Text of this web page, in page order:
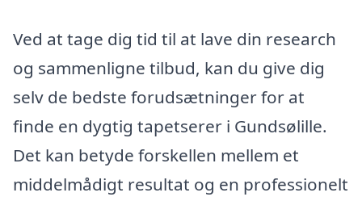
Ved at tage dig tid til at lave din research
og sammenligne tilbud, kan du give dig
selv de bedste forudsætninger for at
finde en dygtig tapetserer i Gundsølille.
Det kan betyde forskellen mellem et
middelmådigt resultat og en professionelt